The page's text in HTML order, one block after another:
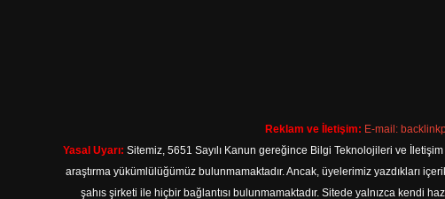
Reklam ve İletişim: E-mail:
Yasal Uyarı: Sitemiz, 5651 Sayılı Kanun gereğince Bilgi Teknolojileri ve
araştırma yükümlülüğümüz bulunmamaktadır. Ancak, üyelerimiz yazdıkları
şahıs şirketi ile hiçbir bağlantısı bulunmamaktadır. Sitede yalnızca kendi